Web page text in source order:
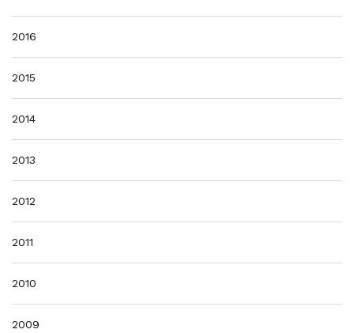
2016
2015
2014
2013
2012
2011
2010
2009